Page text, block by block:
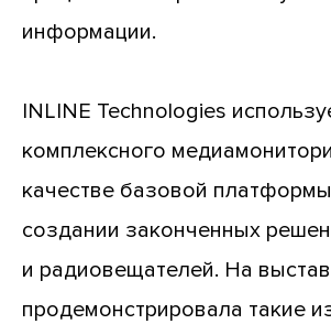
информации.
INLINE Technologies
комплексного
качестве базовой
создании законченных
и радиовещателей. На
продемонстрировала такие